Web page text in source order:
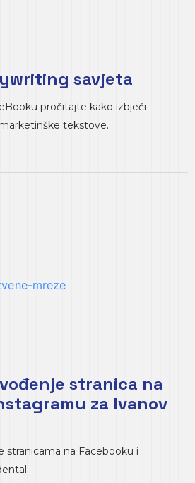
savjeta
pročitajte kako izbjeći
tekstove.
stranica na
za Ivanov
stranicama na Facebooku i